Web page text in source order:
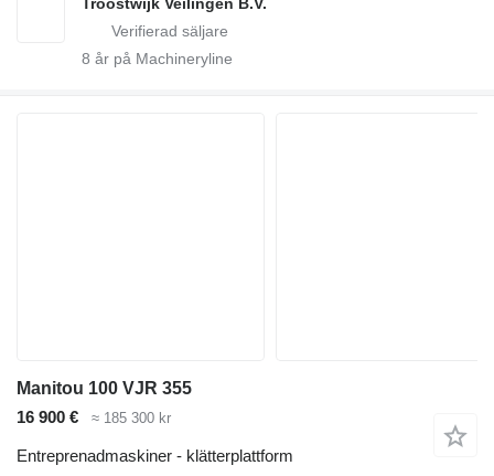
8 år på Machineryline
Manitou 100 VJR 355
16 900 €
≈ 185 300 kr
Entreprenadmaskiner - klätterplattform